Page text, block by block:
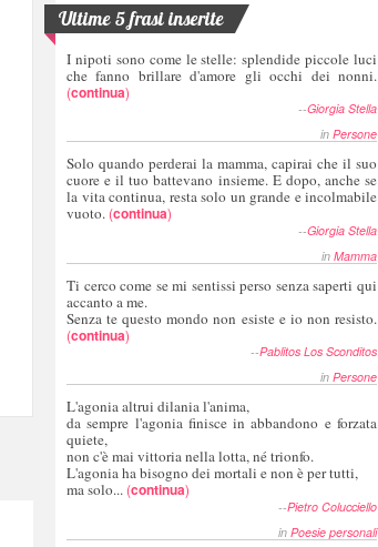
Ultime 5 frasi inserite
I nipoti sono come le stelle: splendide piccole luci
che fanno brillare d'amore gli occhi dei nonni.
(continua)
--Giorgia Stella
in Persone
Solo quando perderai la mamma, capirai che il suo
cuore e il tuo battevano insieme. E dopo, anche se
la vita continua, resta solo un grande e incolmabile
vuoto. (continua)
--Giorgia Stella
in Mamma
Ti cerco come se mi sentissi perso senza saperti qui
accanto a me.
Senza te questo mondo non esiste e io non resisto.
(continua)
--Pablitos Los Sconditos
in Persone
L'agonia altrui dilania l'anima,
da sempre l'agonia finisce in abbandono e forzata
quiete,
non c'è mai vittoria nella lotta, né trionfo.
L'agonia ha bisogno dei mortali e non è per tutti,
ma solo... (continua)
--Pietro Colucciello
in Poesie personali